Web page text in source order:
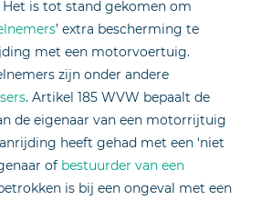
is tot stand gekomen om
’ extra bescherming te
met een motorvoertuig.
zijn onder andere
. Artikel 185 WVW bepaalt de
de eigenaar van een motorrijtuig
heeft gehad met een ‘niet
of bestuurder van een
is bij een ongeval met een